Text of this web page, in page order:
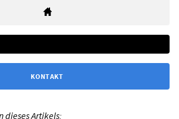
KONTAKT
dieses Artikels: